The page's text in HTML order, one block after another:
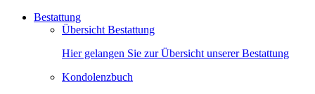
Bestattung
Übersicht Bestattung
Hier gelangen Sie zur Übersicht unserer Bestattung
Kondolenzbuch